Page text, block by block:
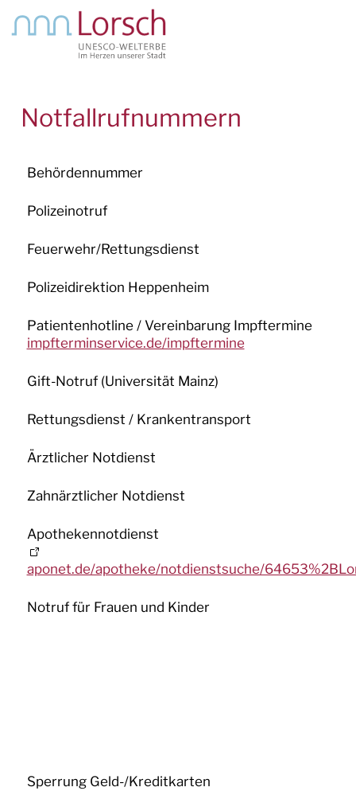
RATHAUS
Organisationseinheiten
Mitarbeiter*innen
Öffnungszeiten
Notfallrufnummern
Amtliche Bekanntmachungen
Haushaltspläne/Jahresabschlüsse
POLITIK
SERVICE
WIRTSCHAFT
STELLEN & AUSBILDUNG
BAUEN & UMWELT
LEBEN IN LORSCH
Notfallrufnummern
Behördennummer
Polizeinotruf
Feuerwehr/Rettungsdienst
Polizeidirektion Heppenheim
Patientenhotline / Vereinbarung Impftermine
impfterminservice.de/impftermine
Gift-Notruf (Universität Mainz)
Rettungsdienst / Krankentransport
Ärztlicher Notdienst
Zahnärztlicher Notdienst
Apothekennotdienst
aponet.de/apotheke/notdienstsuche/
Notruf für Frauen und Kinder
Sperrung Geld-/Kreditkarten